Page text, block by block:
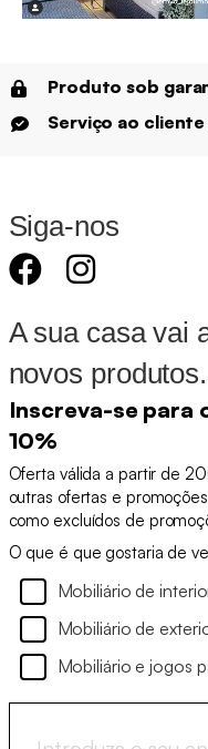
Produto sob
Serviço ao
Siga-nos
A sua casa vai
novos produtos.
Inscreva-se para
10%
Oferta válida a partir de
outras ofertas e
como excluídos de
O que é que gostaria de
Mobiliário de
Mobiliário de
Mobiliário e jogos